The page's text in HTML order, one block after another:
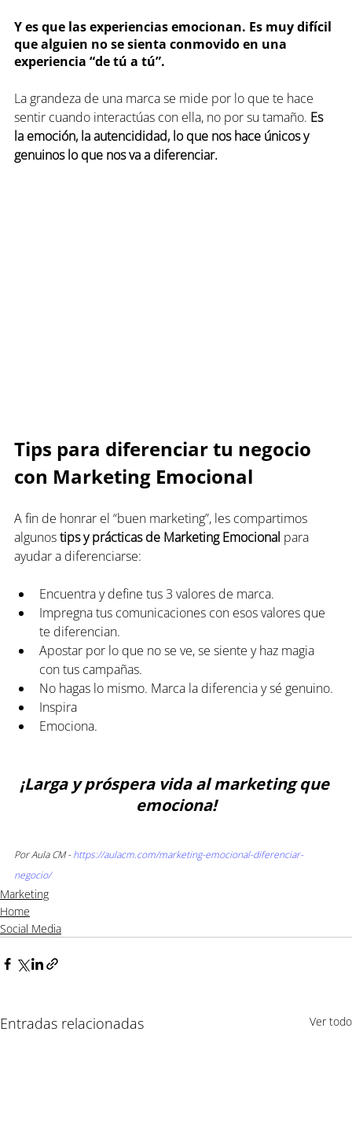
Y es que las experiencias emocionan. Es muy difícil
que alguien no se sienta conmovido en una
experiencia “de tú a tú”.
La grandeza de una marca se mide por lo que te hace
sentir cuando interactúas con ella, no por su tamaño. Es
la emoción, la autencididad, lo que nos hace únicos y
genuinos lo que nos va a diferenciar.
Tips para diferenciar tu negocio
con Marketing Emocional
A fin de honrar el “buen marketing”, les compartimos
algunos tips y prácticas de Marketing Emocional para
ayudar a diferenciarse:
Encuentra y define tus 3 valores de marca.
Impregna tus comunicaciones con esos valores que
te diferencian.
Apostar por lo que no se ve, se siente y haz magia
con tus campañas.
No hagas lo mismo. Marca la diferencia y sé genuino.
Inspira
Emociona.
¡Larga y próspera vida al marketing que
emociona!
Por Aula CM - https://aulacm.com/marketing-emocional-diferenciar-
negocio/
Marketing
Home
Social Media
Entradas relacionadas Ver todo